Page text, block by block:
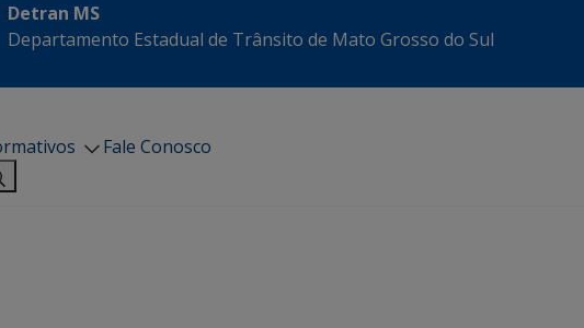
Detran MS
Departamento Estadual de Trânsito de Mato Grosso do Sul
Fale Conosco